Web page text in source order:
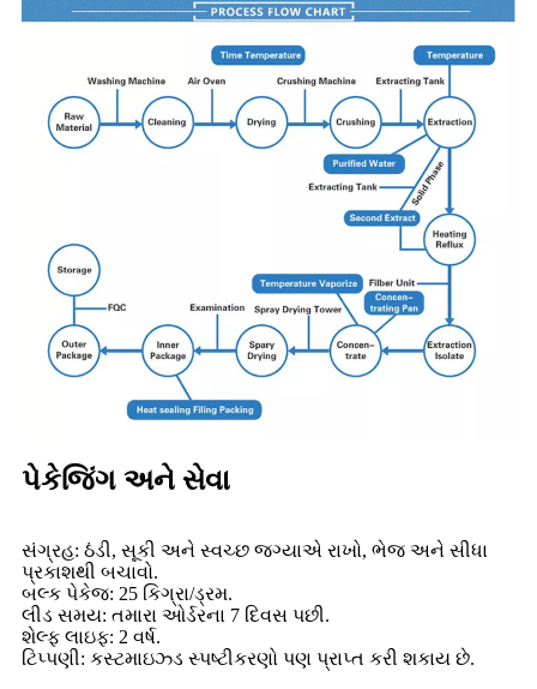
પેકેજિંગ અને સેવા
સંગ્રહ: ઠંડી, સૂકી અને સ્વચ્છ જગ્યાએ રાખો, ભેજ અને સીધા
પ્રકાશથી બચાવો.
બલ્ક પેકેજ: 25 કિગ્રા/ડ્રમ.
લીડ સમય: તમારા ઓર્ડરના 7 દિવસ પછી.
શેલ્ફ લાઇફ: 2 વર્ષ.
ટિપ્પણી: કસ્ટમાઇઝ્ડ સ્પષ્ટીકરણો પણ પ્રાપ્ત કરી શકાય છે.